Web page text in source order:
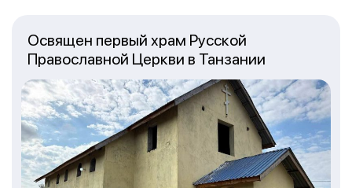
Освящен первый храм Русской
Православной Церкви в Танзании